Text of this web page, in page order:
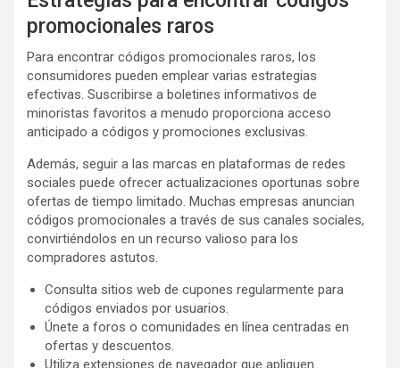
promocionales raros
Para encontrar códigos promocionales raros, los
consumidores pueden emplear varias estrategias
efectivas. Suscribirse a boletines informativos de
minoristas favoritos a menudo proporciona acceso
anticipado a códigos y promociones exclusivas.
Además, seguir a las marcas en plataformas de redes
sociales puede ofrecer actualizaciones oportunas sobre
ofertas de tiempo limitado. Muchas empresas anuncian
códigos promocionales a través de sus canales sociales,
convirtiéndolos en un recurso valioso para los
compradores astutos.
Consulta sitios web de cupones regularmente para
códigos enviados por usuarios.
Únete a foros o comunidades en línea centradas en
ofertas y descuentos.
Utiliza extensiones de navegador que apliquen